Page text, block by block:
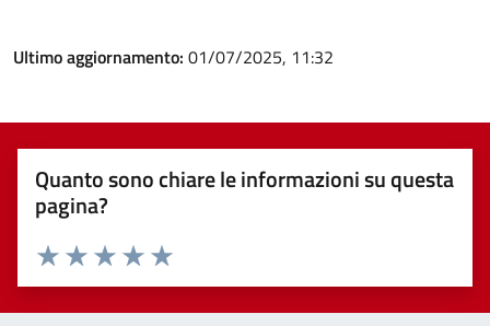
Ultimo aggiornamento: 01/07/2025, 11:32
Quanto sono chiare le informazioni su questa
pagina?
Valuta 5 stelle su 5
Valuta 4 stelle su 5
Valuta 3 stelle su 5
Valuta 2 stelle su 5
Valuta 1 stelle su 5